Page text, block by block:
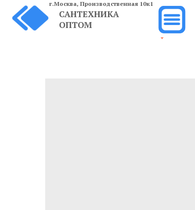
САНТЕХНИКА
ОПТОМ
г.Москва, Производственная 10к1